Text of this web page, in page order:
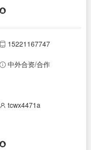
15221167747
中外合资/合作
tcwx4471a